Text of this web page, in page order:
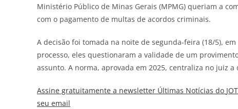
Ministério Público de Minas Gerais (MPMG) queriam a
com o pagamento de multas de acordos criminais.
A decisão foi tomada na noite de segunda-feira (18/5),
processo, eles questionaram a validade de um
assunto. A norma, aprovada em 2025, centraliza no juiz
Assine gratuitamente a newsletter Últimas Notícias do
seu email